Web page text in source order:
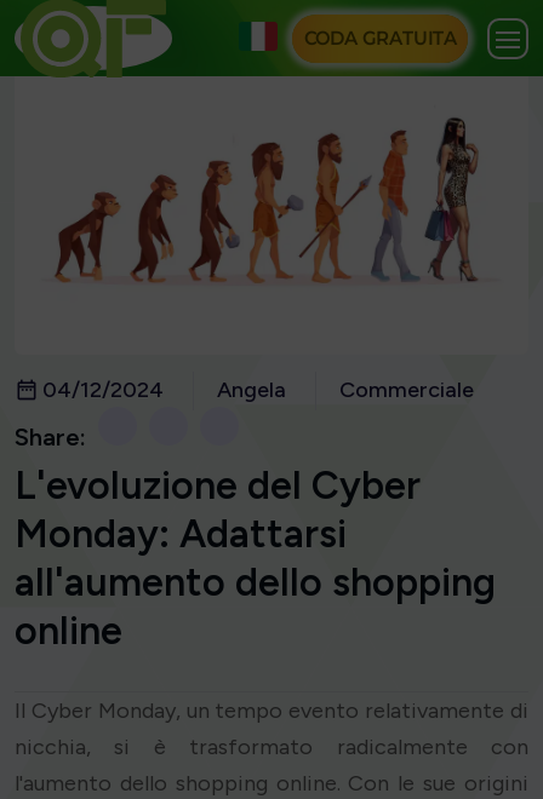
CODA GRATUITA
04/12/2024 Angela Commerciale
Share:
L'evoluzione del Cyber
Monday: Adattarsi
all'aumento dello shopping
online
Il Cyber Monday, un tempo evento relativamente di
nicchia, si è trasformato radicalmente con
l'aumento dello shopping online. Con le sue origini